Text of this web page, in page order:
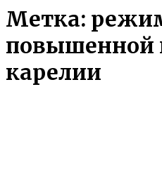
Метка:
повышенной
карелии